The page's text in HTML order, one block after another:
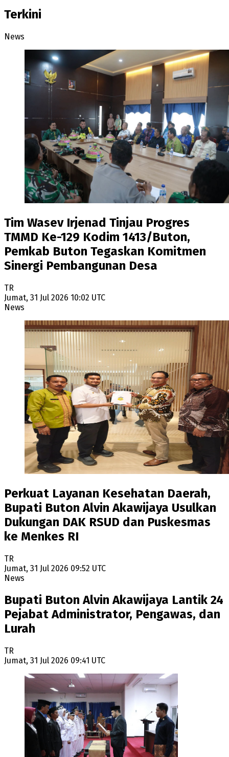
Terkini
News
Tim Wasev Irjenad Tinjau Progres
TMMD Ke-129 Kodim 1413/Buton,
Pemkab Buton Tegaskan Komitmen
Sinergi Pembangunan Desa
TR
Jumat, 31 Jul 2026 10:02 UTC
News
Perkuat Layanan Kesehatan Daerah,
Bupati Buton Alvin Akawijaya Usulkan
Dukungan DAK RSUD dan Puskesmas
ke Menkes RI
TR
Jumat, 31 Jul 2026 09:52 UTC
News
Bupati Buton Alvin Akawijaya Lantik 24
Pejabat Administrator, Pengawas, dan
Lurah
TR
Jumat, 31 Jul 2026 09:41 UTC